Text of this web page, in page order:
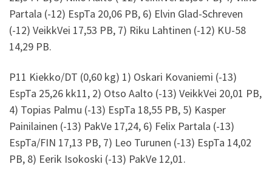
Partala (-12) EspTa 20,06 PB, 6) Elvin Glad-Schreven
(-12) VeikkVei 17,53 PB, 7) Riku Lahtinen (-12) KU-58
14,29 PB.
P11 Kiekko/DT (0,60 kg) 1) Oskari Kovaniemi (-13)
EspTa 25,26 kk11, 2) Otso Aalto (-13) VeikkVei 20,01 PB,
4) Topias Palmu (-13) EspTa 18,55 PB, 5) Kasper
Painilainen (-13) PakVe 17,24, 6) Felix Partala (-13)
EspTa/FIN 17,13 PB, 7) Leo Turunen (-13) EspTa 14,02
PB, 8) Eerik Isokoski (-13) PakVe 12,01.